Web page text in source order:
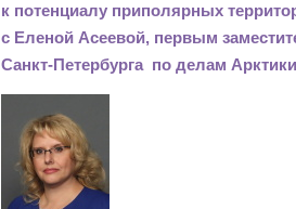
к потенциалу приполярных
с Еленой Асеевой, первым
Санкт-Петербурга по делам